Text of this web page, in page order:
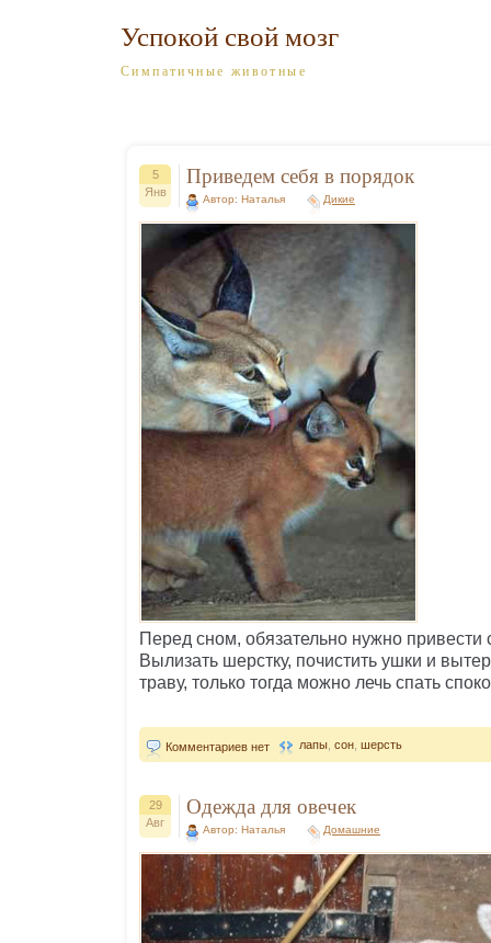
Успокой свой мозг
Симпатичные животные
5
Янв
Приведем себя в порядок
Автор: Наталья Дикие
Перед сном, обязательно нужно привести
Вылизать шерстку, почистить ушки и
траву, только тогда можно лечь спать
Комментариев нет лапы сон шерсть
29
Авг
Одежда для овечек
Автор: Наталья Домашние